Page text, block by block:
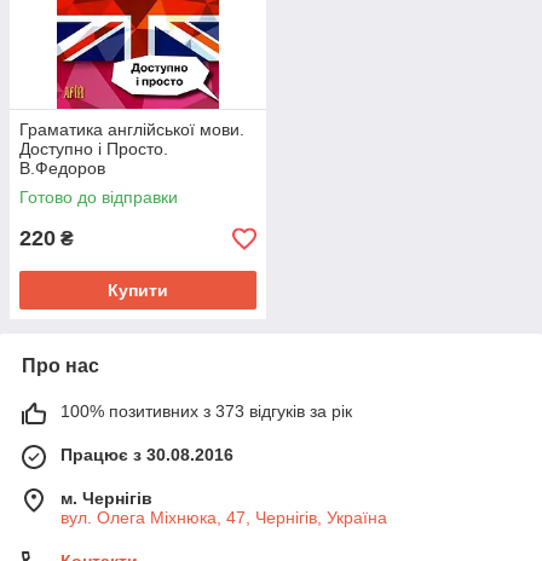
Граматика англійської мови.
Доступно і Просто.
В.Федоров
Готово до відправки
220 ₴
Купити
Про нас
100% позитивних з 373 відгуків за рік
Працює з 30.08.2016
м. Чернігів
вул. Олега Міхнюка, 47, Чернігів, Україна